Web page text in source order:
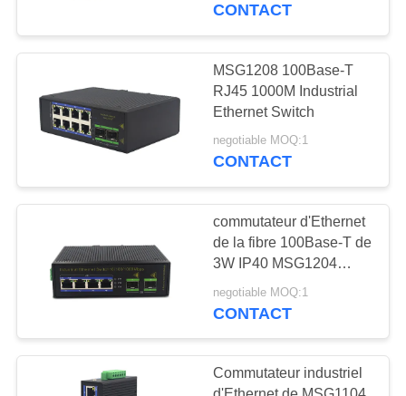
CONTRÔLE
DE
QUALITÉ
CONTACTEZ-
NOUS
NOUVELLES
PLAN
SITE
commutateur de
l'Ethernet 10G
Commutateur
industriel d'Ethernet
CONTACT
MSG1208 100Base-T
RJ45 1000M Industrial
Ethernet Switch
negotiable MOQ:1
CONTACT
commutateur d'Ethernet
de la fibre 100Base-T de
3W IP40 MSG1204
1000M
negotiable MOQ:1
CONTACT
Commutateur industriel